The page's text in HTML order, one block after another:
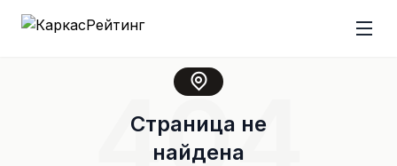
404
Страница не
найдена